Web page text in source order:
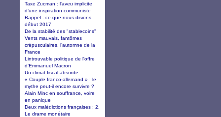
Taxe Zucman : l'aveu implicite
d'une inspiration communiste
Rappel : ce que nous disions
début 2017
De la stabilité des "stablecoins"
Vents mauvais, fantômes
crépusculaires, l’automne de la
France
Lintrouvable politique de l'offre
d'Emmanuel Macron
Un climat fiscal absurde
« Couple franco-allemand » : le
mythe peut-il encore survivre ?
Alain Minc en souffrance, voire
en panique
Deux malédictions françaises : 2.
Le drame monétaire